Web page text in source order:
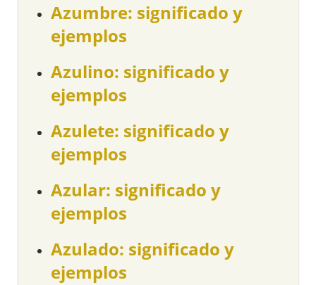
Azumbre: significado y
ejemplos
Azulino: significado y
ejemplos
Azulete: significado y
ejemplos
Azular: significado y
ejemplos
Azulado: significado y
ejemplos